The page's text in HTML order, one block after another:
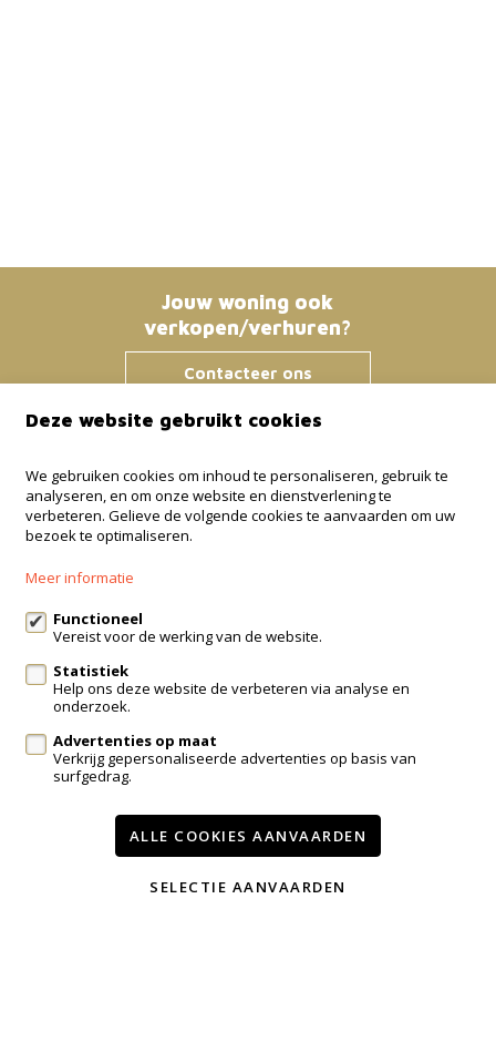
Jouw woning ook
verkopen/verhuren?
Contacteer ons
Immo Bosmans
Klokstraat 25 / 21
3600 Genk
info@immo-bosmans.be
Te koop Te huur
Contact
Wijzig cookie voorkeuren
voorwaarden privacy powered by Whise
Deze website gebruikt cookies
We gebruiken cookies om inhoud te personaliseren, gebruik te
analyseren, en om onze website en dienstverlening te
verbeteren. Gelieve de volgende cookies te aanvaarden om uw
bezoek te optimaliseren.
Meer informatie
Functioneel
Vereist voor de werking van de website.
Statistiek
Help ons deze website de verbeteren via analyse en
onderzoek.
Advertenties op maat
Verkrijg gepersonaliseerde advertenties op basis van
surfgedrag.
ALLE COOKIES AANVAARDEN
SELECTIE AANVAARDEN